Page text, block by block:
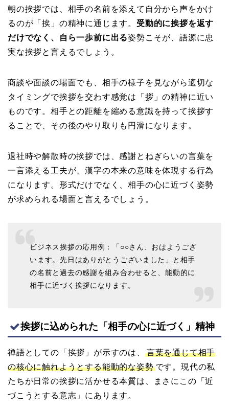
朝の挨拶では、相手の名前を添えて自分から声をかけ
るのが「挨」の精神に通じます。 受動的に挨拶を返す
だけでなく、自ら一歩前に出る姿勢こそが、語源に忠
実な挨拶と言えるでしょう。
商談や面談の場面でも、相手の様子を見ながら適切な
タイミングで挨拶を交わす感覚は「拶」の精神に近い
ものです。相手との距離を縮める意識を持って挨拶す
ることで、その後のやり取りも円滑になります。
退社時や解散時の挨拶では、感謝とねぎらいの言葉を
一言添える工夫が、漢字の本来の意味を体現する行為
になります。形式だけでなく、相手の心に近づく姿勢
が求められる場面と言えるでしょう。
ビジネス挨拶の応用例：「○○さん、おはようござ
います。先日はありがとうございました」と相手
の名前と過去の感謝を組み合わせると、能動的に
相手に近づく挨拶になります。
挨拶に込められた「相手の心に近づく」精神
禅語としての「挨拶」が示すのは、
言葉を通じて相手
の核心に触れようとする能動的な姿勢です。現代の私
たちが日常の挨拶に活かせる本質は、まさにこの「近
づこうとする意志」にあります。